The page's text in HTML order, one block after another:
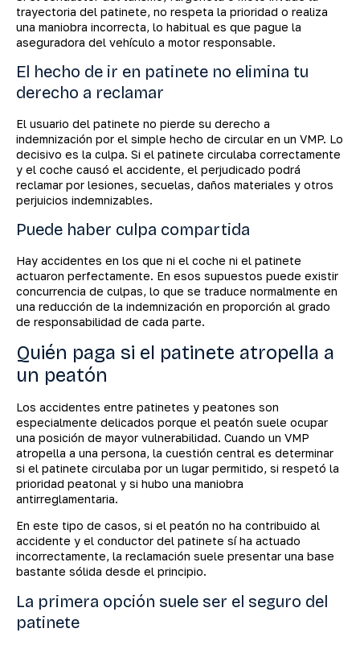
trayectoria del patinete, no respeta la prioridad o realiza
una maniobra incorrecta, lo habitual es que pague la
aseguradora del vehículo a motor responsable.
El hecho de ir en patinete no elimina tu
derecho a reclamar
El usuario del patinete no pierde su derecho a
indemnización por el simple hecho de circular en un VMP. Lo
decisivo es la culpa. Si el patinete circulaba correctamente
y el coche causó el accidente, el perjudicado podrá
reclamar por lesiones, secuelas, daños materiales y otros
perjuicios indemnizables.
Puede haber culpa compartida
Hay accidentes en los que ni el coche ni el patinete
actuaron perfectamente. En esos supuestos puede existir
concurrencia de culpas, lo que se traduce normalmente en
una reducción de la indemnización en proporción al grado
de responsabilidad de cada parte.
Quién paga si el patinete atropella a
un peatón
Los accidentes entre patinetes y peatones son
especialmente delicados porque el peatón suele ocupar
una posición de mayor vulnerabilidad. Cuando un VMP
atropella a una persona, la cuestión central es determinar
si el patinete circulaba por un lugar permitido, si respetó la
prioridad peatonal y si hubo una maniobra
antirreglamentaria.
En este tipo de casos, si el peatón no ha contribuido al
accidente y el conductor del patinete sí ha actuado
incorrectamente, la reclamación suele presentar una base
bastante sólida desde el principio.
La primera opción suele ser el seguro del
patinete